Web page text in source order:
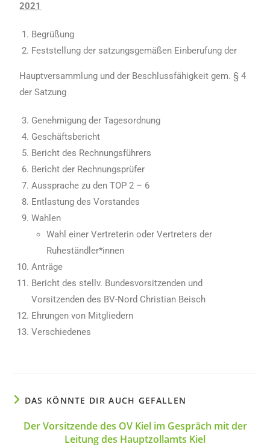
2021
Begrüßung
Feststellung der satzungsgemäßen Einberufung der
Hauptversammlung und der Beschlussfähigkeit gem. § 4
der Satzung
Genehmigung der Tagesordnung
Geschäftsbericht
Bericht des Rechnungsführers
Bericht der Rechnungsprüfer
Aussprache zu den TOP 2 – 6
Entlastung des Vorstandes
Wahlen
Wahl einer Vertreterin oder Vertreters der
Ruheständler*innen
Anträge
Bericht des stellv. Bundesvorsitzenden und
Vorsitzenden des BV-Nord Christian Beisch
Ehrungen von Mitgliedern
Verschiedenes
DAS KÖNNTE DIR AUCH GEFALLEN
Der Vorsitzende des OV Kiel im Gespräch mit der
Leitung des Hauptzollamts Kiel